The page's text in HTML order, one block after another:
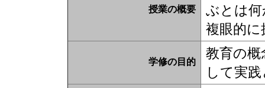
授業の概要
ぶとは
複眼的に
学修の目的
教育の概
して実